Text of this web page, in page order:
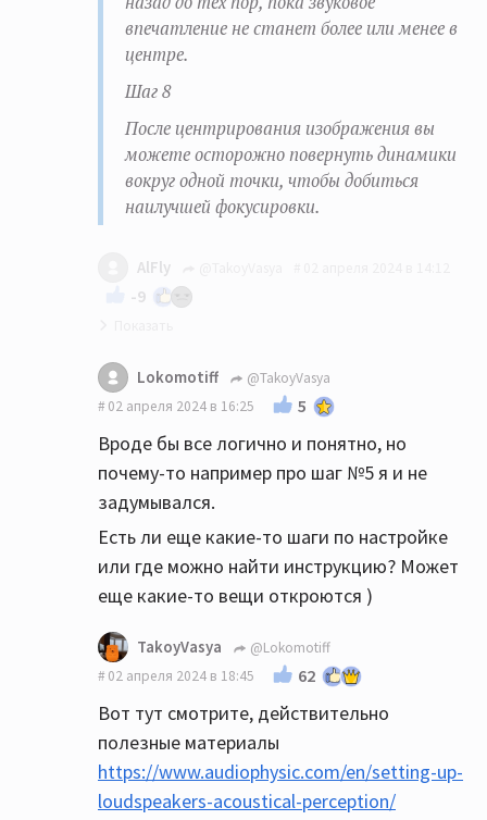
впечатление не станет более или менее в
центре.
Шаг 8
После центрирования изображения вы
можете осторожно повернуть динамики
вокруг одной точки, чтобы добиться
наилучшей фокусировки.
AlFly
-9
Золотая инструкция! Пришёл к тем же
выводам опытным путём.
Lokomotiff
@TakoyVasya
02 апреля 2024 в 16:25
5
Вроде бы все логично и понятно, но
почему-то например про шаг №5 я и не
задумывался.
Есть ли еще какие-то шаги по настройке
или где можно найти инструкцию? Может
еще какие-то вещи откроются )
TakoyVasya
@Lokomotiff
02 апреля 2024 в 18:45
62
Вот тут смотрите, действительно
полезные материалы
https://www.audiophysic.com/en/setting-up-
loudspeakers-acoustical-perception/